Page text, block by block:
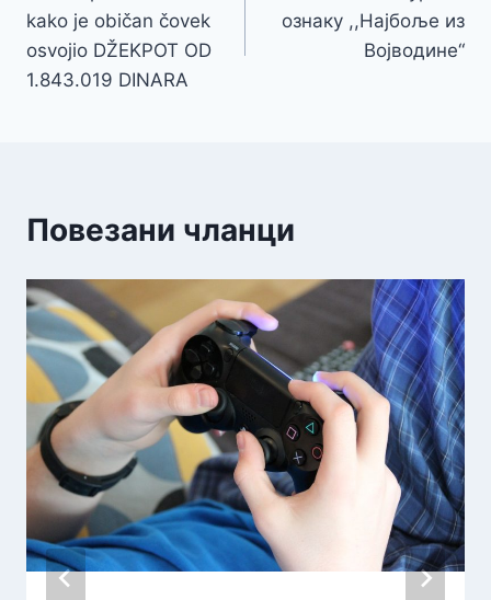
kako je običan čovek
osvojio DŽEKPOT OD
1.843.019 DINARA
ознаку ,,Најбоље из
Војводине“
Повезани чланци